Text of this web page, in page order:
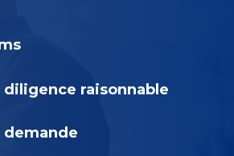
diligence raisonnable
demande